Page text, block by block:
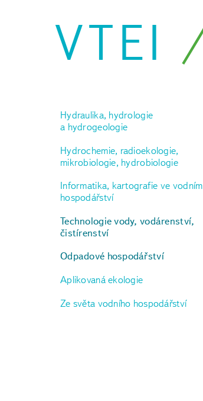
VTEI
Hydraulika, hydrologie
a hydrogeologie
Hydrochemie, radioekologie,
mikrobiologie, hydrobiologie
Informatika, kartografie ve vodním
hospodářství
Technologie vody, vodárenství,
čistírenství
Odpadové hospodářství
Aplikovaná ekologie
Ze světa vodního hospodářství